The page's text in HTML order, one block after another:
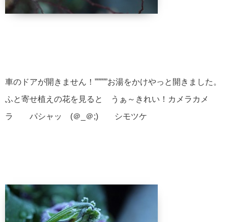
車のドアが開きません！”””””お湯をかけやっと開きました。
ふと寄せ植えの花を見ると うぁ～きれい！カメラカメ
ラ パシャッ (＠_＠;) シモツケ